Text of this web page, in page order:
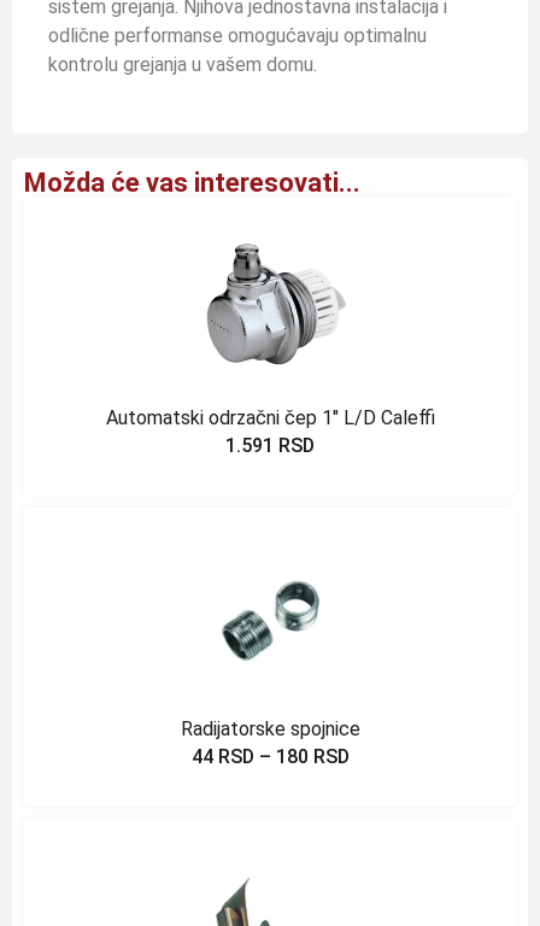
sistem grejanja. Njihova jednostavna instalacija i
odlične performanse omogućavaju optimalnu
kontrolu grejanja u vašem domu.
Možda će vas interesovati...
Automatski odrzačni čep 1″ L/D Caleffi
1.591 RSD
Radijatorske spojnice
44 RSD – 180 RSD